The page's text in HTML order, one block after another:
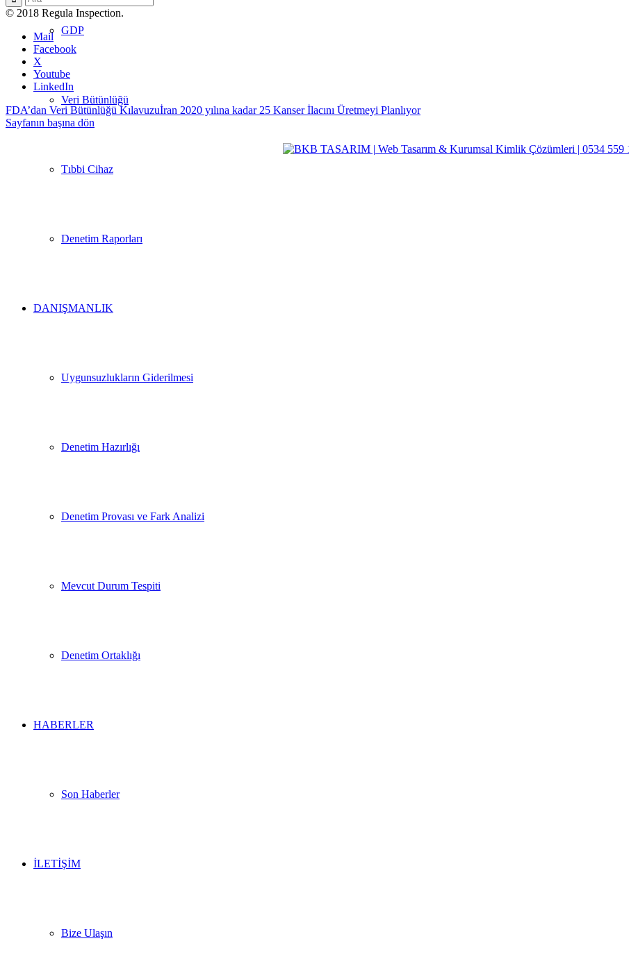
GDP
Veri Bütünlüğü
Tıbbi Cihaz
Denetim Raporları
DANIŞMANLIK
Uygunsuzlukların Giderilmesi
Denetim Hazırlığı
Denetim Provası ve Fark Analizi
Mevcut Durum Tespiti
Denetim Ortaklığı
HABERLER
Son Haberler
İLETİŞİM
Bize Ulaşın
© 2018 Regula Inspection.
Mail
Facebook
X
Youtube
LinkedIn
FDA’dan Veri Bütünlüğü Kılavuzuİran 2020 yılına kadar 25 Kanser İlacını Üretmeyi Planlıyor
Sayfanın başına dön